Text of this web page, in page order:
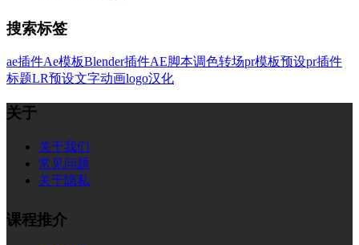
搜索标签
ae插件Ae模板Blender插件AE脚本调色转场pr模板预设pr插件
标题LR预设文字动画logo汉化
关于
关于我们
常见问题
关于隐私
课程推介